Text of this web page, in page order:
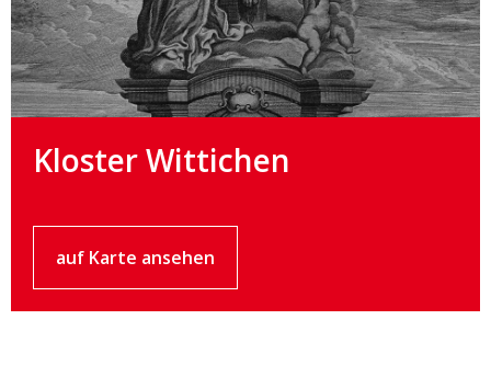
Kloster Wittichen
auf Karte ansehen